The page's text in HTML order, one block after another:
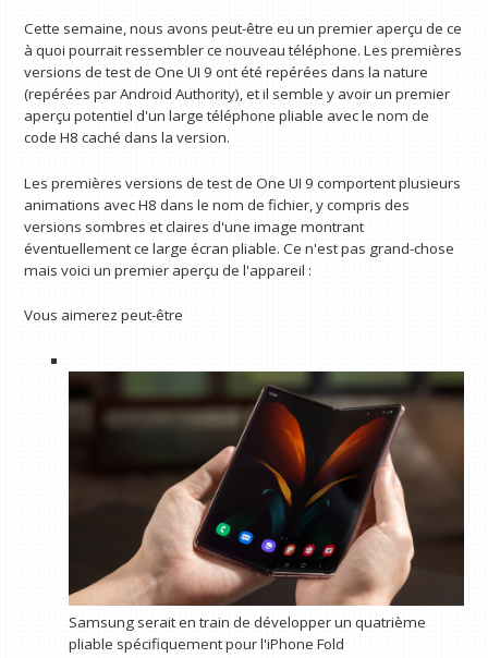
Cette semaine, nous avons peut-être eu un premier aperçu de ce
à quoi pourrait ressembler ce nouveau téléphone. Les premières
versions de test de One UI 9 ont été repérées dans la nature
(repérées par Android Authority), et il semble y avoir un premier
aperçu potentiel d'un large téléphone pliable avec le nom de
code H8 caché dans la version.
Les premières versions de test de One UI 9 comportent plusieurs
animations avec H8 dans le nom de fichier, y compris des
versions sombres et claires d'une image montrant
éventuellement ce large écran pliable. Ce n'est pas grand-chose
mais voici un premier aperçu de l'appareil :
Vous aimerez peut-être
Samsung serait en train de développer un quatrième
pliable spécifiquement pour l'iPhone Fold